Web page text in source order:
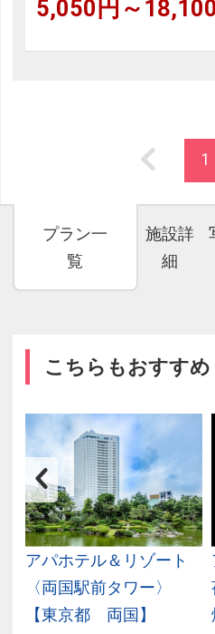
5,050円～
1
プラン一
覧
施設詳
細
こちらもおすすめ
アパホテル＆リゾート
〈両国駅前タワー〉
【東京都 両国】